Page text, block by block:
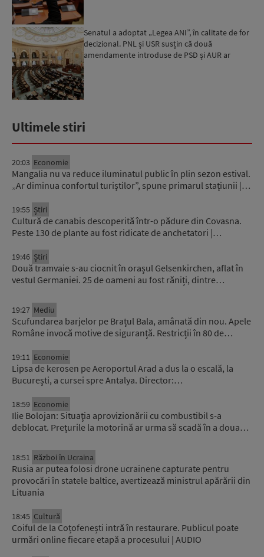
Senatul a adoptat „Legea ANI”, în calitate de for
decizional. PNL și USR susțin că două
amendamente introduse de PSD și AUR ar
Ultimele stiri
20:03 Economie
Mangalia nu va reduce iluminatul public în plin sezon estival.
„Ar diminua confortul turiștilor”, spune primarul stațiunii |…
19:55 Știri
Cultură de canabis descoperită într-o pădure din Covasna.
Peste 130 de plante au fost ridicate de anchetatori |…
19:46 Știri
Două tramvaie s-au ciocnit în orașul Gelsenkirchen, aflat în
vestul Germaniei. 25 de oameni au fost răniți, dintre…
19:27 Mediu
Scufundarea barjelor pe Brațul Bala, amânată din nou. Apele
Române invocă motive de siguranță. Restricții în 80 de…
19:11 Economie
Lipsa de kerosen pe Aeroportul Arad a dus la o escală, la
București, a cursei spre Antalya. Director:…
18:59 Economie
Ilie Bolojan: Situaţia aprovizionării cu combustibil s-a
deblocat. Prețurile la motorină ar urma să scadă în a doua…
18:51 Război în Ucraina
Rusia ar putea folosi drone ucrainene capturate pentru
provocări în statele baltice, avertizează ministrul apărării din
Lituania
18:45 Cultură
Coiful de la Coțofenești intră în restaurare. Publicul poate
urmări online fiecare etapă a procesului | AUDIO